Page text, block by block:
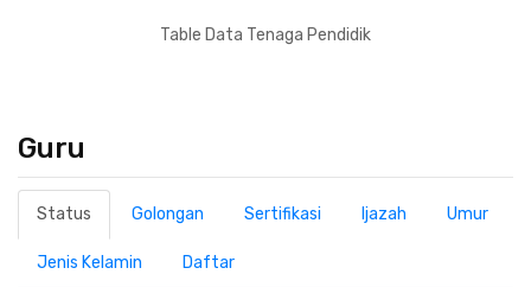
Table Data Tenaga Pendidik
Guru
Status Golongan Sertifikasi Ijazah Umur
Jenis Kelamin Daftar